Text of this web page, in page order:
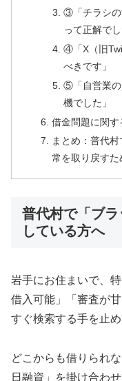
③「チラシの
って正解でし
④「X（旧
べきです」
⑤「自営業の
機でした」
借金問題に関
まとめ：普代
常を取り戻すた
普代村で「ブ
している方へ
岩手にお住まいで、
借入可能」「審査が
すぐ検索する手を止め
どこからも借りられ
日融資」を掛け合わ